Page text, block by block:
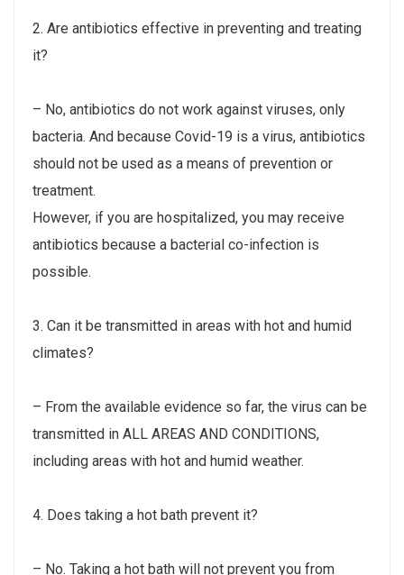
2. Are antibiotics effective in preventing and treating
it?
– No, antibiotics do not work against viruses, only
bacteria. And because Covid-19 is a virus, antibiotics
should not be used as a means of prevention or
treatment.
However, if you are hospitalized, you may receive
antibiotics because a bacterial co-infection is
possible.
3. Can it be transmitted in areas with hot and humid
climates?
– From the available evidence so far, the virus can be
transmitted in ALL AREAS AND CONDITIONS,
including areas with hot and humid weather.
4. Does taking a hot bath prevent it?
– No. Taking a hot bath will not prevent you from